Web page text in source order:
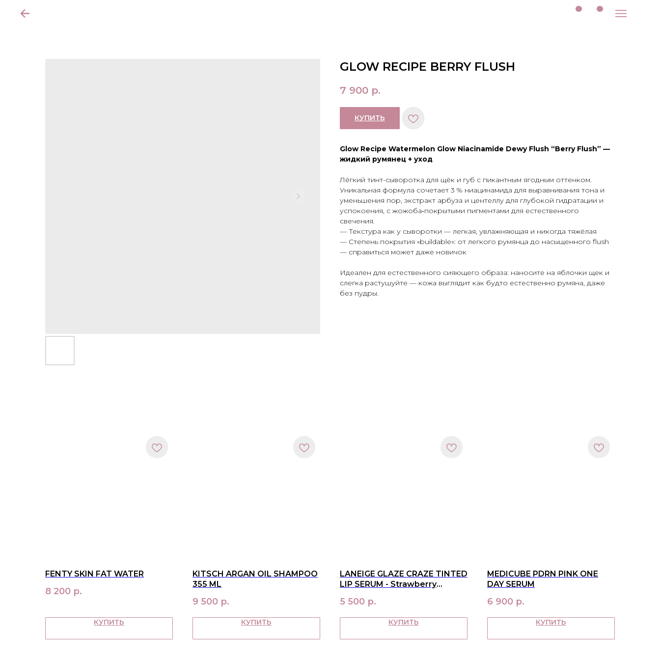
GLOW RECIPE BERRY FLUSH
7 900 р.
КУПИТЬ
Glow Recipe Watermelon Glow Niacinamide Dewy Flush “Berry Flush” —
жидкий румянец + уход
Лёгкий тинт-сыворотка для щёк и губ с пикантным ягодным оттенком.
Уникальная формула сочетает 3 % ниацинамида для выравнивания тона и
уменьшения пор, экстракт арбуза и центеллу для глубокой гидратации и
успокоения, с жожоба‑покрытыми пигментами для естественного
свечения.
— Текстура как у сыворотки — легкая, увлажняющая и никогда тяжёлая
— Степень покрытия «buildable»: от легкого румянца до насыщенного flush
— справиться может даже новичок
Идеален для естественного сияющего образа: наносите на яблочки щек и
слегка растушуйте — кожа выглядит как будто естественно румяна, даже
без пудры.
FENTY SKIN FAT WATER
8 200 р.
КУПИТЬ
KITSCH ARGAN OIL SHAMPOO
355 ML
9 500 р.
КУПИТЬ
LANEIGE GLAZE CRAZE TINTED
LIP SERUM - Strawberry
5 500 р.
КУПИТЬ
MEDICUBE PDRN PINK ONE
DAY SERUM
6 900 р.
КУПИТЬ